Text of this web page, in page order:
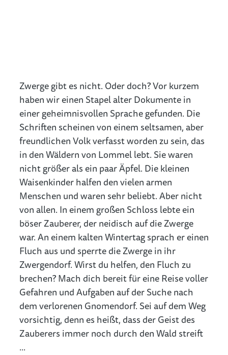
Zwerge gibt es nicht. Oder doch? Vor kurzem
haben wir einen Stapel alter Dokumente in
einer geheimnisvollen Sprache gefunden. Die
Schriften scheinen von einem seltsamen, aber
freundlichen Volk verfasst worden zu sein, das
in den Wäldern von Lommel lebt. Sie waren
nicht größer als ein paar Äpfel. Die kleinen
Waisenkinder halfen den vielen armen
Menschen und waren sehr beliebt. Aber nicht
von allen. In einem großen Schloss lebte ein
böser Zauberer, der neidisch auf die Zwerge
war. An einem kalten Wintertag sprach er einen
Fluch aus und sperrte die Zwerge in ihr
Zwergendorf. Wirst du helfen, den Fluch zu
brechen? Mach dich bereit für eine Reise voller
Gefahren und Aufgaben auf der Suche nach
dem verlorenen Gnomendorf. Sei auf dem Weg
vorsichtig, denn es heißt, dass der Geist des
Zauberers immer noch durch den Wald streift
...